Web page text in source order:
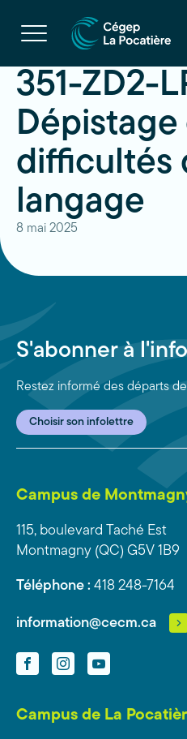
Ouvrir
la
navigation
site
351-ZD2-
Dépistage
difficultés
langage
8 mai 2025
S'abonner à
Restez informé des départs
Choisir son infolettre
Campus de
115, boulevard Taché Est
Montmagny (QC) G5V 1B9
Téléphone : 418 248-7164
information@cecm.ca
FacebookInstagramYouTube
Campus de La